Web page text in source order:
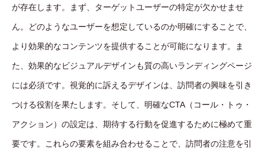
が存在します。まず、ターゲットユーザーの特定が欠かせませ
ん。どのようなユーザーを想定しているのか明確にすることで、
より効果的なコンテンツを提供することが可能になります。ま
た、効果的なビジュアルデザインも質の高いランディングページ
には必須です。視覚的に訴えるデザインは、訪問者の興味を引き
つける役割を果たします。そして、明確なCTA（コール・トゥ・
アクション）の設定は、期待する行動を促進するために極めて重
要です。これらの要素を組み合わせることで、訪問者の注意を引